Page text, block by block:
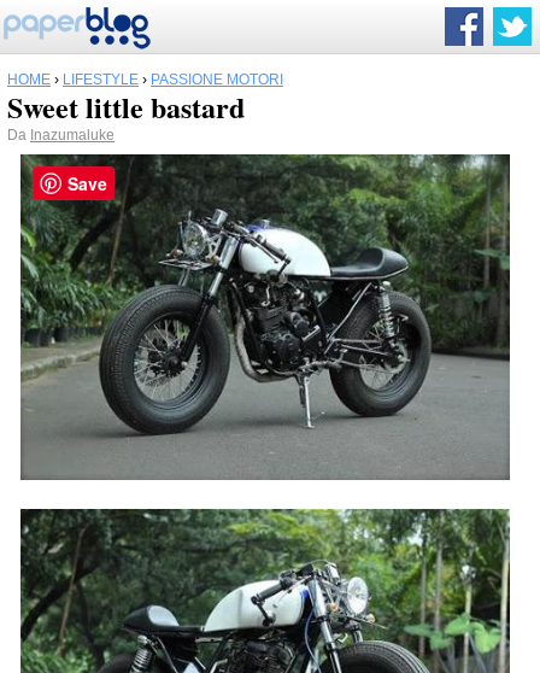
HOME › LIFESTYLE › PASSIONE MOTORI
Sweet little bastard
Da Inazumaluke
Save